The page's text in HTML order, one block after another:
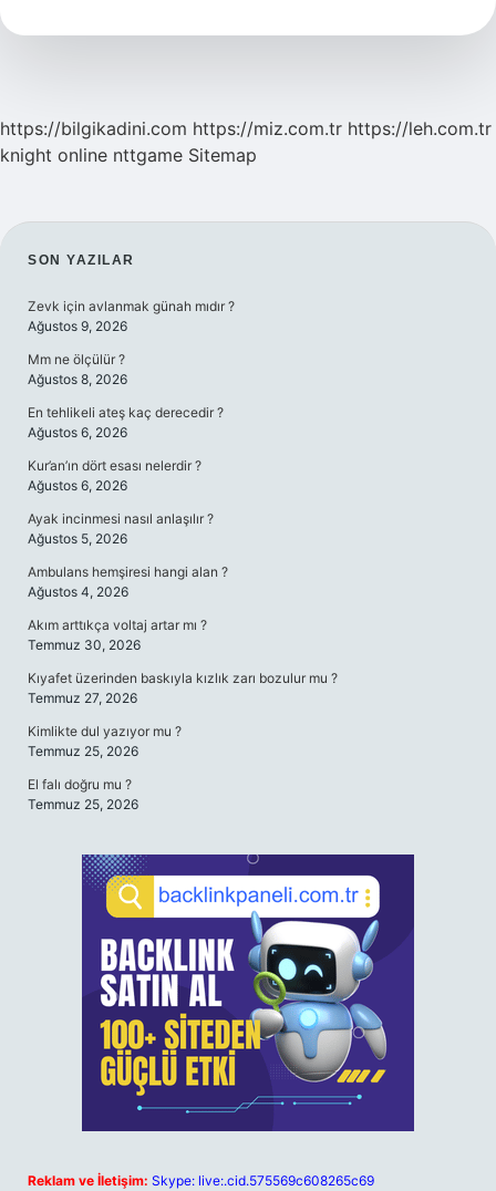
https://bilgikadini.com https://miz.com.tr https://leh.com.tr
knight online nttgame Sitemap
SIDEBAR
SON YAZILAR
Zevk için avlanmak günah mıdır ?
Ağustos 9, 2026
Mm ne ölçülür ?
Ağustos 8, 2026
En tehlikeli ateş kaç derecedir ?
Ağustos 6, 2026
Kur’an’ın dört esası nelerdir ?
Ağustos 6, 2026
Ayak incinmesi nasıl anlaşılır ?
Ağustos 5, 2026
Ambulans hemşiresi hangi alan ?
Ağustos 4, 2026
Akım arttıkça voltaj artar mı ?
Temmuz 30, 2026
Kıyafet üzerinden baskıyla kızlık zarı bozulur mu ?
Temmuz 27, 2026
Kimlikte dul yazıyor mu ?
Temmuz 25, 2026
El falı doğru mu ?
Temmuz 25, 2026
Reklam ve İletişim: Skype: live:.cid.575569c608265c69